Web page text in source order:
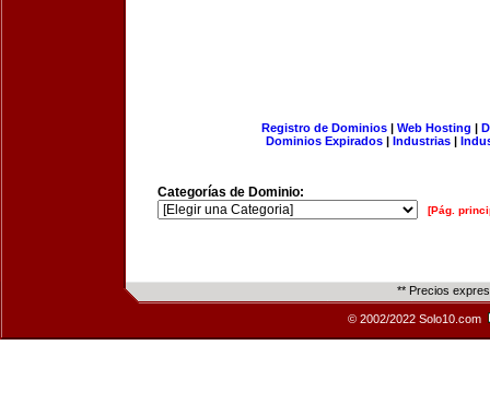
Registro de Dominios| Web Hosting |
Dominios Expirados | Industrias |
Categorías de Dominio:
[Pág.
** Precios
© 2002/2022 Solo10.com